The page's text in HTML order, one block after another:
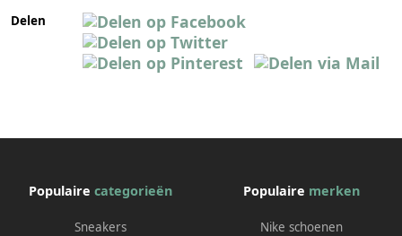
Delen
Populaire categorieën
Sneakers
Populaire merken
Nike schoenen